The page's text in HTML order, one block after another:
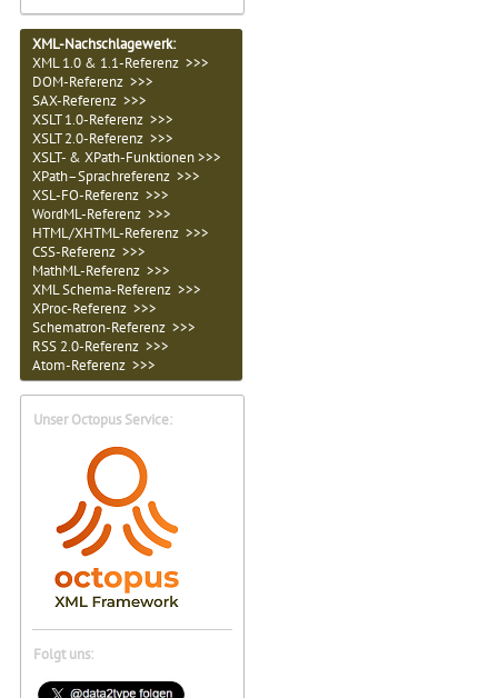
XML-Nachschlagewerk:
XML 1.0 & 1.1-Referenz >>>
DOM-Referenz >>>
SAX-Referenz >>>
XSLT 1.0-Referenz >>>
XSLT 2.0-Referenz >>>
XSLT- & XPath-Funktionen >>>
XPath–Sprachreferenz >>>
XSL-FO-Referenz >>>
WordML-Referenz >>>
HTML/XHTML-Referenz >>>
CSS-Referenz >>>
MathML-Referenz >>>
XML Schema-Referenz >>>
XProc-Referenz >>>
Schematron-Referenz >>>
RSS 2.0-Referenz >>>
Atom-Referenz >>>
Unser Octopus Service:
Folgt uns: